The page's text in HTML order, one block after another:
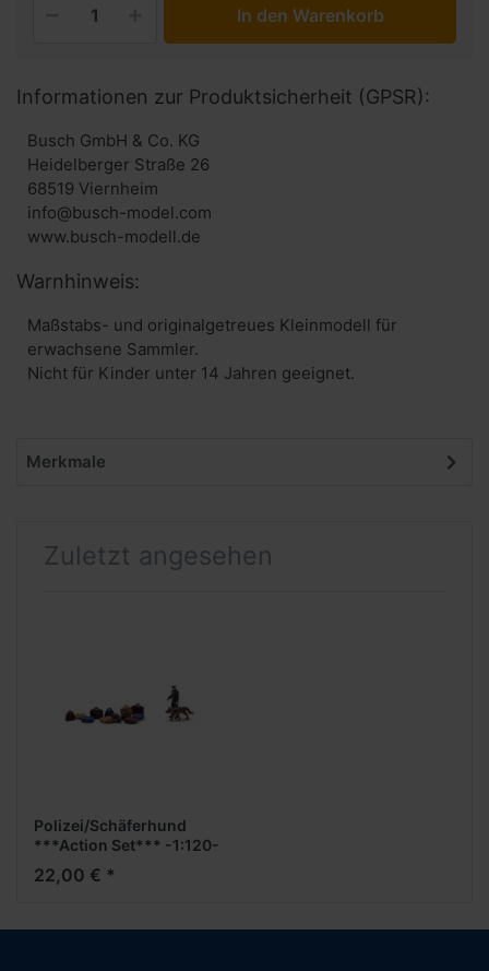
In den Warenkorb
Informationen zur Produktsicherheit (GPSR):
Busch GmbH & Co. KG
Heidelberger Straße 26
68519 Viernheim
info@busch-model.com
www.busch-modell.de
Warnhinweis:
Maßstabs- und originalgetreues Kleinmodell für
erwachsene Sammler.
Nicht für Kinder unter 14 Jahren geeignet.
Merkmale
Zuletzt angesehen
Polizei/Schäferhund
***Action Set*** -1:120-
22,00 € *